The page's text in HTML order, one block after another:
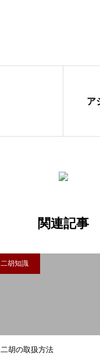
ア
関連記事
二胡知識
二胡の取扱方法